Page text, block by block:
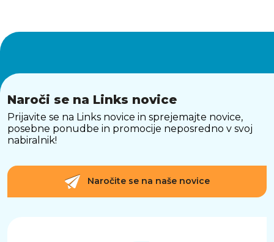
Naroči se na Links novice
Prijavite se na Links novice in sprejemajte novice,
posebne ponudbe in promocije neposredno v svoj
nabiralnik!
Naročite se na naše novice